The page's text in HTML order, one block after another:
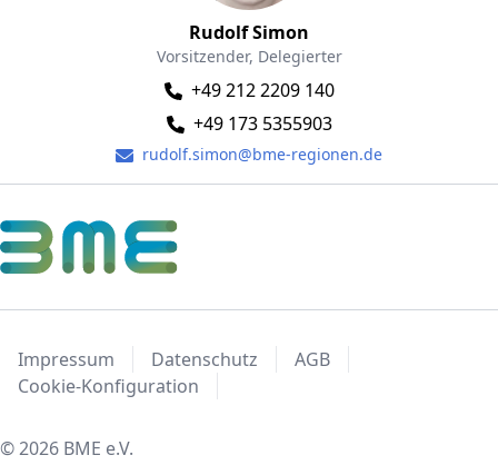
Rudolf Simon
Vorsitzender, Delegierter
+49 212 2209 140
+49 173 5355903
rudolf.simon@bme-regionen.de
Impressum Datenschutz
AGB
Cookie-Konfiguration
© 2026 BME e.V.